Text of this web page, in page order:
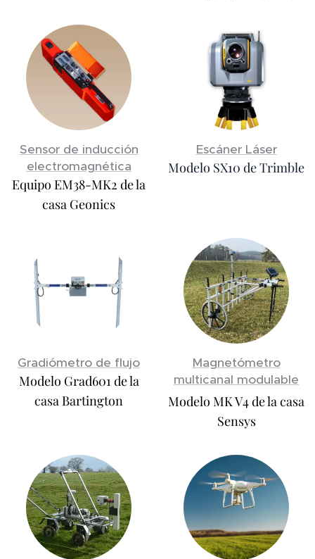
Sensor de inducción
electromagnética
Equipo EM38-MK2 de la
casa Geonics
Escáner Láser
Modelo SX10 de Trimble
Gradiómetro de flujo
Modelo Grad601 de la
casa Bartington
Magnetómetro
multicanal modulable
Modelo MK V4 de la casa
Sensys